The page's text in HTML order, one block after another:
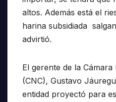
altos. Además está el
harina subsidiada
advirtió.
El gerente de la
(CNC), Gustavo
entidad proyectó para